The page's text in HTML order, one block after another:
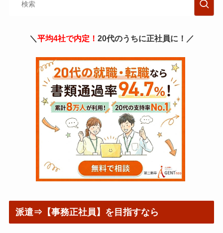
＼ 平均4社で内定！ 20代のうちに正社員に！／
派遣⇒【事務正社員】を目指すなら